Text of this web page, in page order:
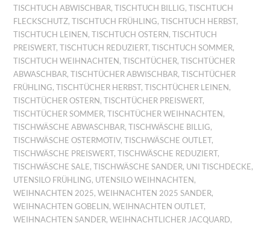
TISCHTUCH ABWISCHBAR,TISCHTUCH BILLIG,TISCHTUCH
FLECKSCHUTZ,TISCHTUCH FRÜHLING,TISCHTUCH HERBST,
TISCHTUCH LEINEN,TISCHTUCH OSTERN,TISCHTUCH
PREISWERT,TISCHTUCH REDUZIERT,TISCHTUCH SOMMER,
TISCHTUCH WEIHNACHTEN,TISCHTÜCHER,TISCHTÜCHER
ABWASCHBAR,TISCHTÜCHER ABWISCHBAR,TISCHTÜCHER
FRÜHLING,TISCHTÜCHER HERBST,TISCHTÜCHER LEINEN,
TISCHTÜCHER OSTERN,TISCHTÜCHER PREISWERT,
TISCHTÜCHER SOMMER,TISCHTÜCHER WEIHNACHTEN,
TISCHWÄSCHE ABWASCHBAR,TISCHWÄSCHE BILLIG,
TISCHWÄSCHE OSTERMOTIV,TISCHWÄSCHE OUTLET,
TISCHWÄSCHE PREISWERT,TISCHWÄSCHE REDUZIERT,
TISCHWÄSCHE SALE,TISCHWÄSCHE SANDER, UNI TISCHDECKE,
UTENSILO FRÜHLING, UTENSILO WEIHNACHTEN,
WEIHNACHTEN 2025,WEIHNACHTEN 2025 SANDER,
WEIHNACHTEN GOBELIN,WEIHNACHTEN OUTLET,
WEIHNACHTEN SANDER,WEIHNACHTLICHER JACQUARD,